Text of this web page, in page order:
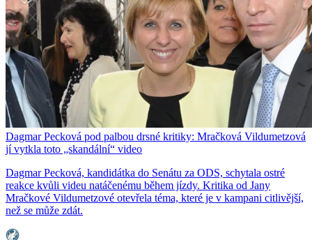
Dagmar Pecková pod palbou drsné kritiky: Mračková Vildumetzová
jí vytkla toto „skandální“ video
Dagmar Pecková, kandidátka do Senátu za ODS, schytala ostré
reakce kvůli videu natáčenému během jízdy. Kritika od Jany
Mračkové Vildumetzové otevřela téma, které je v kampani citlivější,
než se může zdát.